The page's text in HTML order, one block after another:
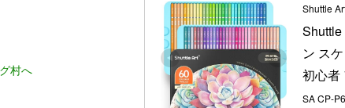
Shuttle
ン ス
初心者
SA CP-